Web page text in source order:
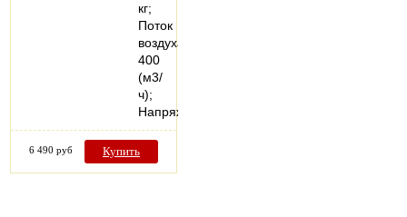
кг;
Поток
воздуха
400
(м3/
ч);
Напряжение…
6 490 руб Купить